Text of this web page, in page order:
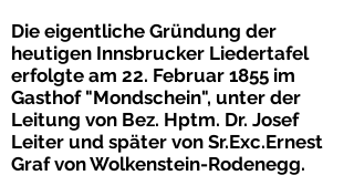
Die eigentliche Gründung der
heutigen Innsbrucker Liedertafel
erfolgte am 22. Februar 1855 im
Gasthof "Mondschein", unter der
Leitung von Bez. Hptm. Dr. Josef
Leiter und später von Sr.Exc.Ernest
Graf von Wolkenstein-Rodenegg.